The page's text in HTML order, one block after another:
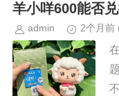
羊小咩600能否
admin 2个月前